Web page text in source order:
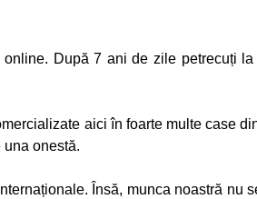
După 7 ani de zile petrecuți
aici în foarte multe case
onestă.
Însă, munca noastră nu